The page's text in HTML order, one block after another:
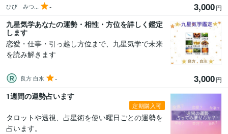
ひび みつ... - 3,000円
九星気学あなたの運勢・相性・方位を詳しく鑑定
します
恋愛・仕事・引っ越し方位まで、九星気学で未来
を読み解きます
良方 白水 - 3,000円
1週間の運勢占います
定期購入可
タロットや透視、占星術を使い曜日ごとの運勢を
占います。